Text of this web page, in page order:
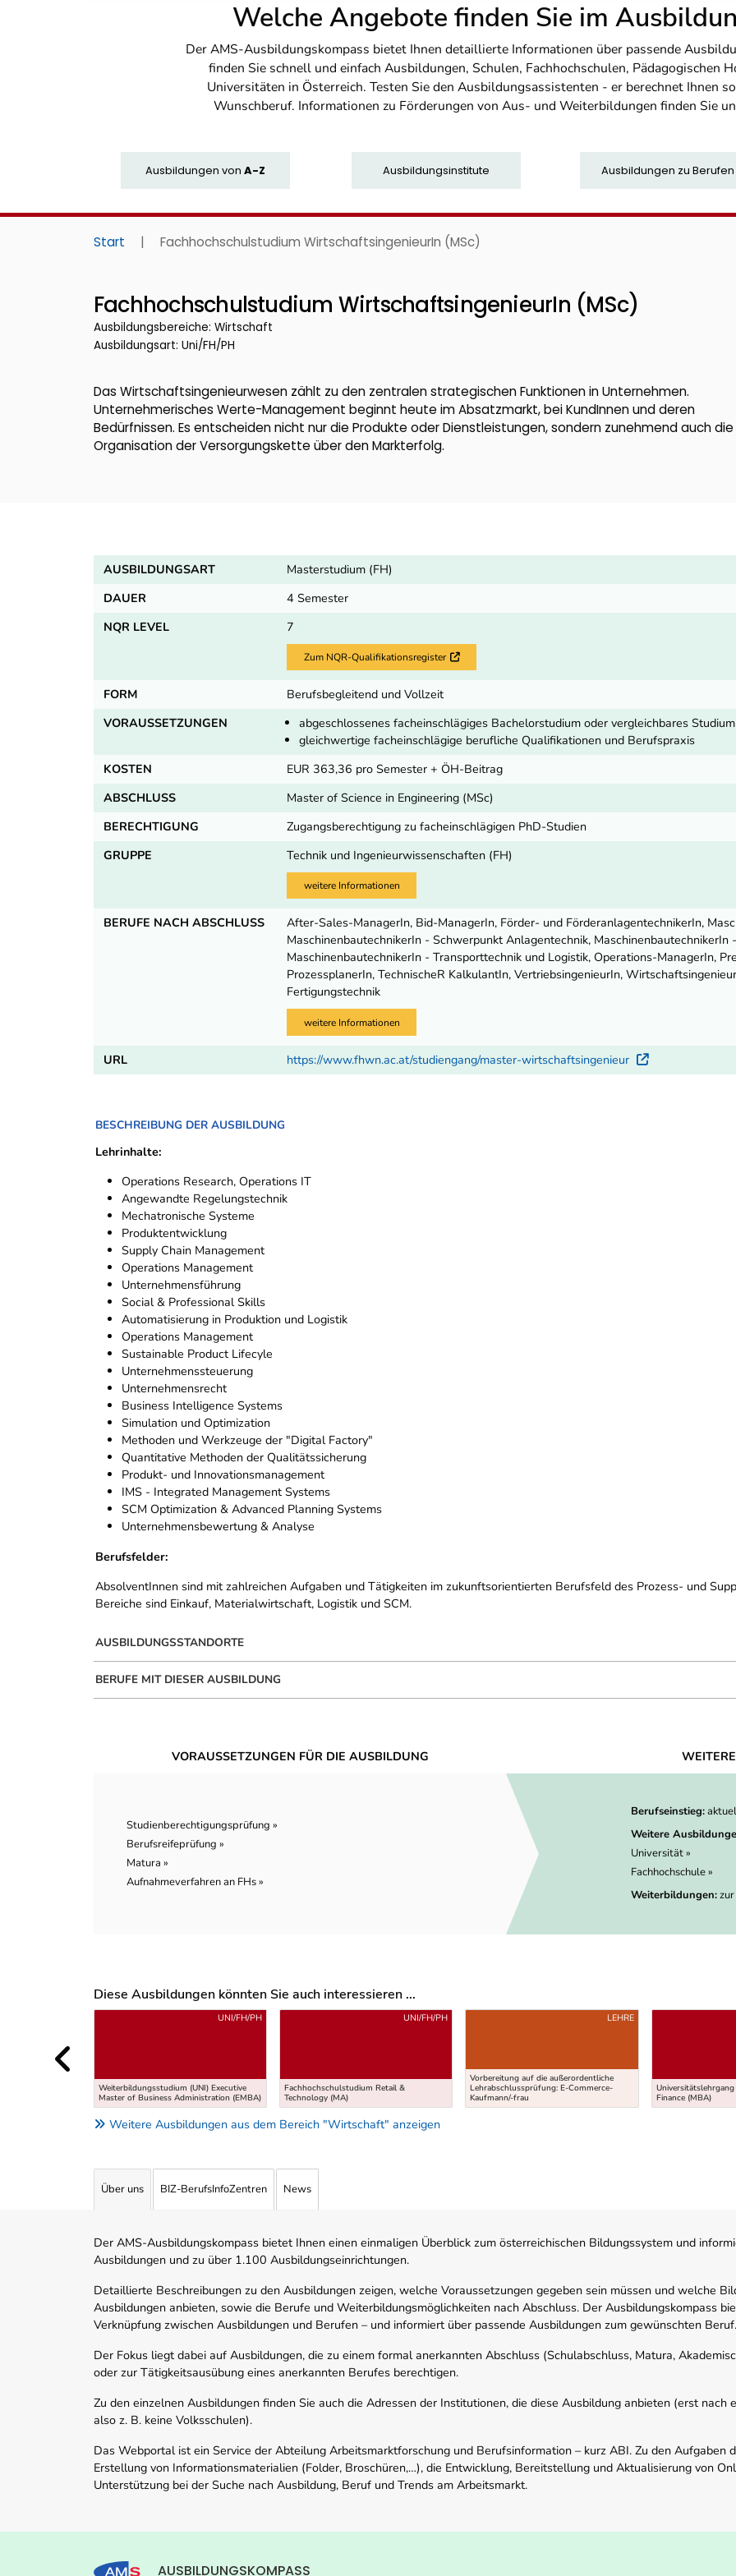
Welche Angebote finden Sie im
Der AMS-Ausbildungskompass bietet Ihnen detaillierte Informationen über passende
finden Sie schnell und einfach Ausbildungen, Schulen, Fachhochschulen, Pädagogischen
Universitäten in Österreich. Testen Sie den Ausbildungsassistenten - er berechnet Ihnen
Wunschberuf. Informationen zu Förderungen von Aus- und Weiterbildungen finden Sie
Ausbildungen von A-Z Ausbildungsinstitute Ausbildungen zu Berufen
Start | Fachhochschulstudium WirtschaftsingenieurIn (MSc)
Fachhochschulstudium WirtschaftsingenieurIn (MSc)
Ausbildungsbereiche: Wirtschaft
Ausbildungsart: Uni/FH/PH
Das Wirtschaftsingenieurwesen zählt zu den zentralen strategischen Funktionen in Unternehmen.
Unternehmerisches Werte-Management beginnt heute im Absatzmarkt, bei KundInnen und deren
Bedürfnissen. Es entscheiden nicht nur die Produkte oder Dienstleistungen, sondern zunehmend auch die
Organisation der Versorgungskette über den Markterfolg.
AUSBILDUNGSART
Masterstudium (FH)
DAUER
4 Semester
NQR LEVEL
7
Zum NQR-Qualifikationsregister Externer Link
FORM
Berufsbegleitend und Vollzeit
VORAUSSETZUNGEN
abgeschlossenes facheinschlägiges Bachelorstudium oder vergleichbares
gleichwertige facheinschlägige berufliche Qualifikationen und Berufspraxis
KOSTEN
EUR 363,36 pro Semester + ÖH-Beitrag
ABSCHLUSS
Master of Science in Engineering (MSc)
BERECHTIGUNG
Zugangsberechtigung zu facheinschlägigen PhD-Studien
GRUPPE
Technik und Ingenieurwissenschaften (FH)
weitere Informationen
BERUFE NACH ABSCHLUSS
After-Sales-ManagerIn, Bid-ManagerIn, Förder- und FörderanlagentechnikerIn,
MaschinenbautechnikerIn - Schwerpunkt Anlagentechnik,
MaschinenbautechnikerIn - Transporttechnik und Logistik, Operations-ManagerIn,
ProzessplanerIn, TechnischeR KalkulantIn, VertriebsingenieurIn,
Fertigungstechnik
weitere Informationen
URL https://www.fhwn.ac.at/studiengang/master-wirtschaftsingenieur Externer
BESCHREIBUNG DER AUSBILDUNG
Lehrinhalte:
Operations Research, Operations IT
Angewandte Regelungstechnik
Mechatronische Systeme
Produktentwicklung
Supply Chain Management
Operations Management
Unternehmensführung
Social & Professional Skills
Automatisierung in Produktion und Logistik
Operations Management
Sustainable Product Lifecyle
Unternehmenssteuerung
Unternehmensrecht
Business Intelligence Systems
Simulation und Optimization
Methoden und Werkzeuge der "Digital Factory"
Quantitative Methoden der Qualitätssicherung
Produkt- und Innovationsmanagement
IMS - Integrated Management Systems
SCM Optimization & Advanced Planning Systems
Unternehmensbewertung & Analyse
Berufsfelder:
AbsolventInnen sind mit zahlreichen Aufgaben und Tätigkeiten im zukunftsorientierten Berufsfeld des Prozess- und
Bereiche sind Einkauf, Materialwirtschaft, Logistik und SCM.
AUSBILDUNGSSTANDORTE
BERUFE MIT DIESER AUSBILDUNG
VORAUSSETZUNGEN FÜR DIE AUSBILDUNG
Studienberechtigungsprüfung »
Berufsreifeprüfung »
Matura »
Aufnahmeverfahren an FHs »
Berufseinstieg:
Weitere
Universität »
Fachhochschule »
Weiterbildungen:
Diese Ausbildungen könnten Sie auch interessieren ...
Uber weitere Ausbildungsvorschläge
Weiterbildungsstudium (UNI) Executive
Master of Business Administration (EMBA)
UNI/FH/PH
Fachhochschulstudium Retail &
Technology (MA)
UNI/FH/PH
Vorbereitung auf die außerordentliche
Lehrabschlussprüfung: E-Commerce-
Kaufmann/-frau
LEHRE
Finance (MBA)
Weitere Ausbildungen aus dem Bereich "Wirtschaft" anzeigen
Über uns BIZ-BerufsInfoZentren News
Der AMS-Ausbildungskompass bietet Ihnen einen einmaligen Überblick zum österreichischen Bildungssystem und
Ausbildungen und zu über 1.100 Ausbildungseinrichtungen.
Detaillierte Beschreibungen zu den Ausbildungen zeigen, welche Voraussetzungen gegeben sein müssen und welche
Ausbildungen anbieten, sowie die Berufe und Weiterbildungsmöglichkeiten nach Abschluss. Der Ausbildungskompass
Verknüpfung zwischen Ausbildungen und Berufen – und informiert über passende Ausbildungen zum gewünschten Beruf.
Der Fokus liegt dabei auf Ausbildungen, die zu einem formal anerkannten Abschluss (Schulabschluss, Matura,
oder zur Tätigkeitsausübung eines anerkannten Berufes berechtigen.
Zu den einzelnen Ausbildungen finden Sie auch die Adressen der Institutionen, die diese Ausbildung anbieten (erst nach
also z. B. keine Volksschulen).
Das Webportal ist ein Service der Abteilung Arbeitsmarktforschung und Berufsinformation – kurz ABI. Zu den Aufgaben
Erstellung von Informationsmaterialien (Folder, Broschüren,…), die Entwicklung, Bereitstellung und Aktualisierung von
Unterstützung bei der Suche nach Ausbildung, Beruf und Trends am Arbeitsmarkt.
AUSBILDUNGSKOMPASS